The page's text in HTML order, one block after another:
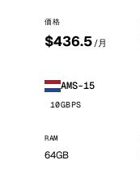
価格
$436.5 /月
AMS-15
10GBPS
RAM
64GB